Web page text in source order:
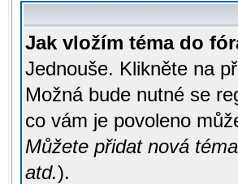
Jak vložím téma do
Jednouše. Klikněte na
Možná bude nutné se
co vám je povoleno
Můžete přidat nová
atd.).